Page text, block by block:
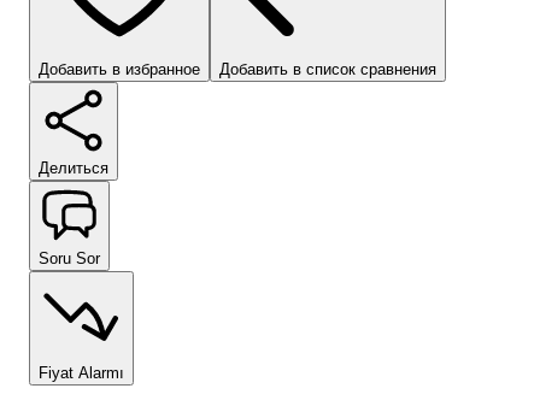
Добавить в избранное Добавить в список сравнения
Делиться
Soru Sor
Fiyat Alarmı